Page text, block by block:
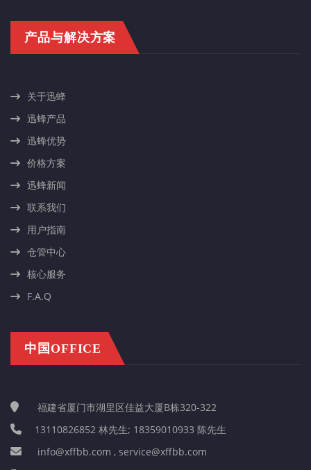
产品与解决方案
关于迅蜂
迅蜂产品
迅蜂优势
价格方案
迅蜂新闻
联系我们
用户指南
仓管中心
核心服务
F.A.Q
中国OFFICE
福建省厦门市湖里区佳益大厦B栋320-322
13110826852 林先生; 18359010933 陈先生
info@xffbb.com , service@xffbb.com